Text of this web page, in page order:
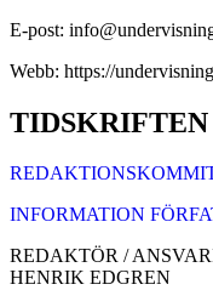
E-post:
Webb: https://
INFORMATION
REDAKTÖR /
HENRIK EDGREN